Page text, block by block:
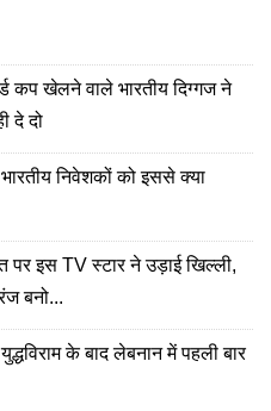
कप खेलने वाले भारतीय दिग्गज ने
दे दो
निवेशकों को इससे क्या
पर इस TV स्टार ने उड़ाई खिल्ली,
बनो...
के बाद लेबनान में पहली बार